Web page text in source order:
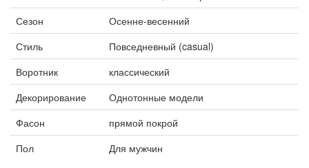
Сезон
Осенне-весенний
Стиль
Повседневный (casual)
Воротник
классический
Декорирование
Однотонные модели
Фасон
прямой покрой
Пол
Для мужчин